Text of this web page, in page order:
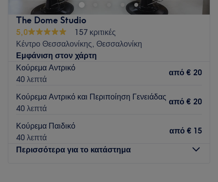
κομμωτήριο. Με χαμόγελο, φιλική διάθεση και αληθινό
ενδιαφέρον, θέλουμε κάθε πελάτισσα να νιώθει σαν στο
σπίτι της. Παράλληλα, δίνουμε μεγάλη σημασία στην
ποιότητα των μαλλιών και στο αποτέλεσμα. Από φυσικές
βαφές μέχρι θεραπείες και styling, στόχος μας είναι να
φεύγεις πιο όμορφη αλλά και πιο χαρούμενη από όταν
ήρθες.
The Dome Studio
5,0
157 κριτικές
Κέντρο Θεσσαλονίκης, Θεσσαλονίκη
Εμφάνιση στον χάρτη
Κούρεμα Αντρικό
40 λεπτά
από € 20
Κούρεμα Αντρικό και Περιποίηση Γενειάδας
40 λεπτά
από € 20
Κούρεμα Παιδικό
40 λεπτά
από € 15
Περισσότερα για το κατάστημα